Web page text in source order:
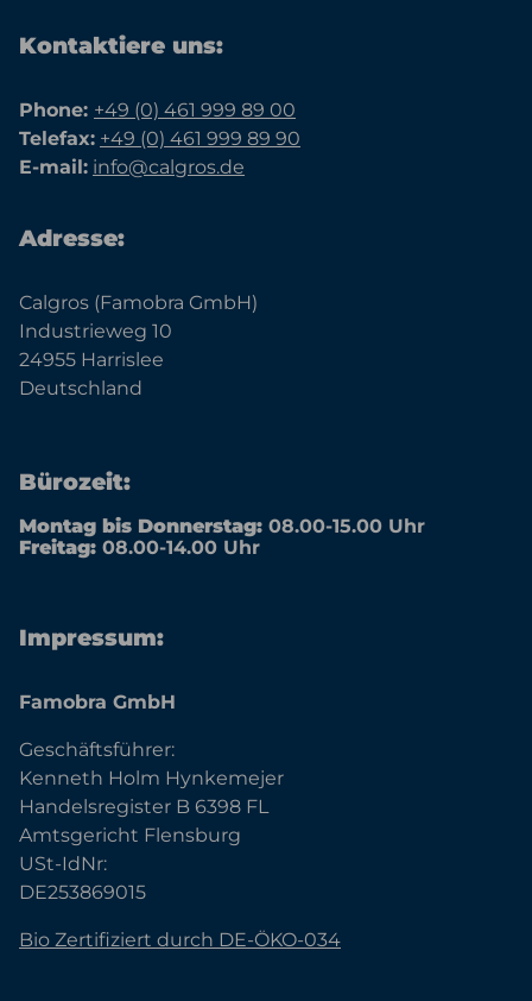
Kontaktiere uns:
Phone: +49 (0) 461 999 89 00
Telefax: +49 (0) 461 999 89 90
E-mail: info@calgros.de
Adresse:
Calgros (Famobra GmbH)
Industrieweg 10
24955 Harrislee
Deutschland
Bürozeit:
Montag bis Donnerstag: 08.00-15.00 Uhr
Freitag: 08.00-14.00 Uhr
Impressum:
Famobra GmbH
Geschäftsführer:
Kenneth Holm Hynkemejer
Handelsregister B 6398 FL
Amtsgericht Flensburg
USt-IdNr:
DE253869015
Bio Zertifiziert durch DE-ÖKO-034